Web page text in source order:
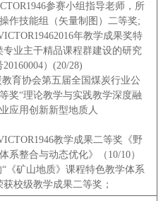
参赛小组指导老师，所
作技能组（矢量制图）二等奖;
年教学成果奖特
专业主干精品课程群建设的研究
）(20/28)
教育协会第五届全国煤炭行业公
奖“理论教学与实践教学深度融
应用创新新型地质人
教学成果二等奖《野
系整合与动态优化》（10/10）
“《矿山地质》课程特色教学体系
校级教学成果二等奖；